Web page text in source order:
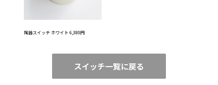
陶器スイッチ ホワイト 6,380円
スイッチ一覧に戻る